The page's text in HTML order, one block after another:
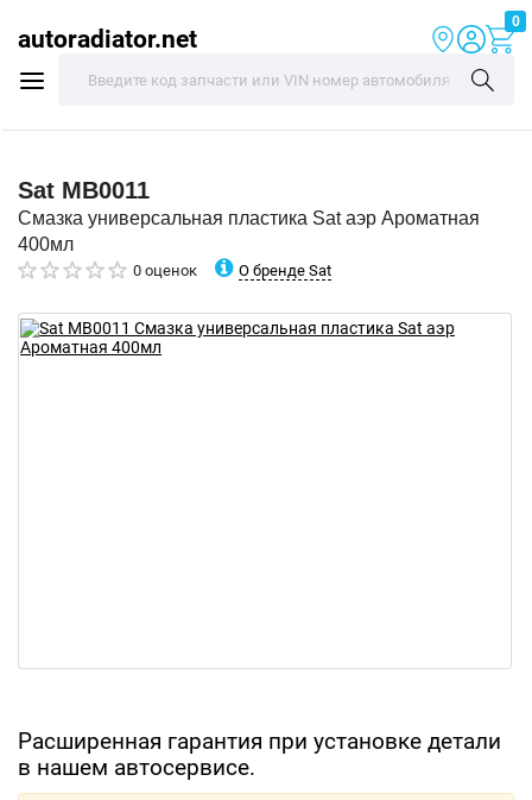
autoradiator.net
0
Sat MB0011
Смазка универсальная пластика Sat аэр Ароматная
400мл
0 оценок О бренде Sat
Расширенная гарантия при установке детали
в нашем автосервисе.